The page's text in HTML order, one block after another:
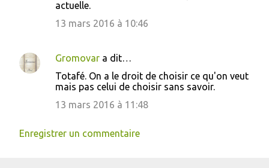
actuelle.
13 mars 2016 à 10:46
Gromovar a dit…
Totafé. On a le droit de choisir ce qu'on veut
mais pas celui de choisir sans savoir.
13 mars 2016 à 11:48
Enregistrer un commentaire